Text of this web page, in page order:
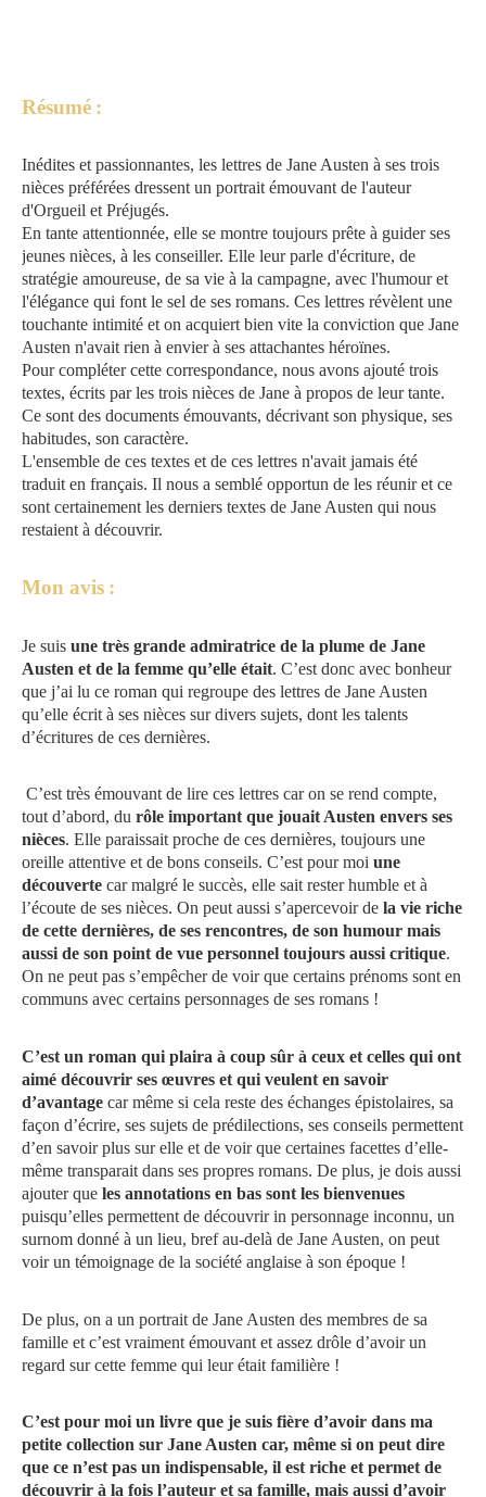
Résumé :
Inédites et passionnantes, les lettres de Jane Austen à ses trois
nièces préférées dressent un portrait émouvant de l'auteur
d'Orgueil et Préjugés.
En tante attentionnée, elle se montre toujours prête à guider ses
jeunes nièces, à les conseiller. Elle leur parle d'écriture, de
stratégie amoureuse, de sa vie à la campagne, avec l'humour et
l'élégance qui font le sel de ses romans. Ces lettres révèlent une
touchante intimité et on acquiert bien vite la conviction que Jane
Austen n'avait rien à envier à ses attachantes héroïnes.
Pour compléter cette correspondance, nous avons ajouté trois
textes, écrits par les trois nièces de Jane à propos de leur tante.
Ce sont des documents émouvants, décrivant son physique, ses
habitudes, son caractère.
L'ensemble de ces textes et de ces lettres n'avait jamais été
traduit en français. Il nous a semblé opportun de les réunir et ce
sont certainement les derniers textes de Jane Austen qui nous
restaient à découvrir.
Mon avis :
Je suis une très grande admiratrice de la plume de Jane
Austen et de la femme qu’elle était. C’est donc avec bonheur
que j’ai lu ce roman qui regroupe des lettres de Jane Austen
qu’elle écrit à ses nièces sur divers sujets, dont les talents
d’écritures de ces dernières.
C’est très émouvant de lire ces lettres car on se rend compte,
tout d’abord, du rôle important que jouait Austen envers ses
nièces. Elle paraissait proche de ces dernières, toujours une
oreille attentive et de bons conseils. C’est pour moi une
découverte car malgré le succès, elle sait rester humble et à
l’écoute de ses nièces. On peut aussi s’apercevoir de la vie riche
de cette dernières, de ses rencontres, de son humour mais
aussi de son point de vue personnel toujours aussi critique.
On ne peut pas s’empêcher de voir que certains prénoms sont en
communs avec certains personnages de ses romans !
C’est un roman qui plaira à coup sûr à ceux et celles qui ont
aimé découvrir ses œuvres et qui veulent en savoir
d’avantage car même si cela reste des échanges épistolaires, sa
façon d’écrire, ses sujets de prédilections, ses conseils permettent
d’en savoir plus sur elle et de voir que certaines facettes d’elle-
même transparait dans ses propres romans. De plus, je dois aussi
ajouter que les annotations en bas sont les bienvenues
puisqu’elles permettent de découvrir in personnage inconnu, un
surnom donné à un lieu, bref au-delà de Jane Austen, on peut
voir un témoignage de la société anglaise à son époque !
De plus, on a un portrait de Jane Austen des membres de sa
famille et c’est vraiment émouvant et assez drôle d’avoir un
regard sur cette femme qui leur était familière !
C’est pour moi un livre que je suis fière d’avoir dans ma
petite collection sur Jane Austen car, même si on peut dire
que ce n’est pas un indispensable, il est riche et permet de
découvrir à la fois l’auteur et sa famille, mais aussi d’avoir